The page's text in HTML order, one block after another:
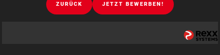
ZURÜCK JETZT BEWERBEN!